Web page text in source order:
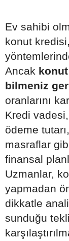
Ev sahibi
konut
Ancak
bilmeniz
oranlarını
Kredi
ödeme
masraflar
finansal
Uzmanlar,
yapmadan
dikkatle
sunduğu